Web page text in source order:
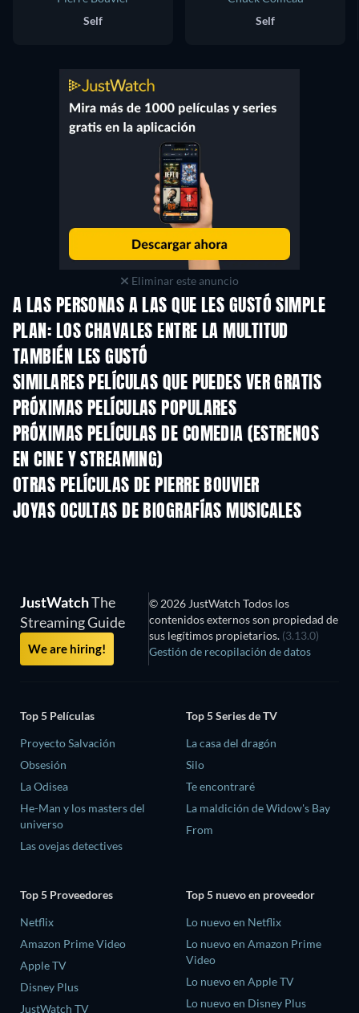
Self
Self
Eliminar este anuncio
A LAS PERSONAS A LAS QUE LES GUSTÓ SIMPLE
PLAN: LOS CHAVALES ENTRE LA MULTITUD
TAMBIÉN LES GUSTÓ
SIMILARES PELÍCULAS QUE PUEDES VER GRATIS
PRÓXIMAS PELÍCULAS POPULARES
PRÓXIMAS PELÍCULAS DE COMEDIA (ESTRENOS
EN CINE Y STREAMING)
OTRAS PELÍCULAS DE PIERRE BOUVIER
JOYAS OCULTAS DE BIOGRAFÍAS MUSICALES
TV
JustWatchThe
Streaming Guide
We are hiring!
© 2026 JustWatch Todos los
contenidos externos son propiedad de
sus legítimos propietarios. (3.13.0)
Gestión de recopilación de datos
Top 5 Películas
Proyecto Salvación
Obsesión
La Odisea
He-Man y los masters del
universo
Las ovejas detectives
Top 5 Series de TV
La casa del dragón
Silo
Te encontraré
La maldición de Widow's Bay
From
Top 5 Proveedores
Netflix
Amazon Prime Video
Apple TV
Disney Plus
JustWatch TV
Top 5 nuevo en proveedor
Lo nuevo en Netflix
Lo nuevo en Amazon Prime
Video
Lo nuevo en Apple TV
Lo nuevo en Disney Plus